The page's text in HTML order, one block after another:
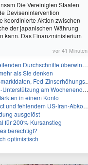
Die Vereinigten Staaten
Devisenintervention
koordinierte Aktion zwischen
der japanischen Währung
kann. Das Finanzministerium
vor 41 Minuten
Durchschnitte überwinden?
als Sie denken
Zinserhöhungschancen sinken auf 44%
am Wochenende verloren geht?
in einem Konto
fehlendem US-Iran-Abkommen
ausgelöst
für 200% Kursanstieg
berechtigt?
optimistisch